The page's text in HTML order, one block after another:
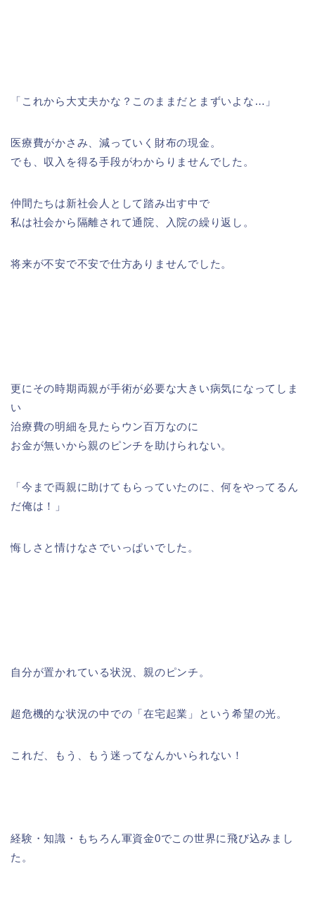
「これから大丈夫かな？このままだとまずいよな…」
医療費がかさみ、減っていく財布の現金。
でも、収入を得る手段がわからりませんでした。
仲間たちは新社会人として踏み出す中で
私は社会から隔離されて通院、入院の繰り返し。
将来が不安で不安で仕方ありませんでした。
更にその時期両親が手術が必要な大きい病気になってしま
い
治療費の明細を見たらウン百万なのに
お金が無いから親のピンチを助けられない。
「今まで両親に助けてもらっていたのに、何をやってるん
だ俺は！」
悔しさと情けなさでいっぱいでした。
自分が置かれている状況、親のピンチ。
超危機的な状況の中での「在宅起業」という希望の光。
これだ、もう、もう迷ってなんかいられない！
経験・知識・もちろん軍資金0でこの世界に飛び込みまし
た。